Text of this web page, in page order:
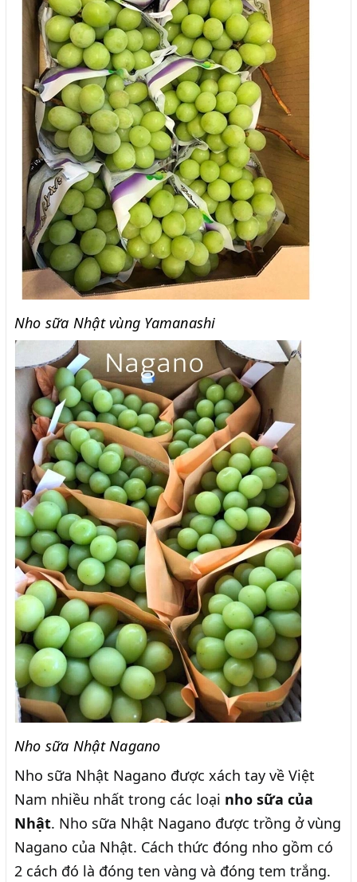
Nho sữa Nhật vùng Yamanashi
Nho sữa Nhật Nagano
Nho sữa Nhật Nagano được xách tay về Việt
Nam nhiều nhất trong các loại nho sữa của
Nhật. Nho sữa Nhật Nagano được trồng ở vùng
Nagano của Nhật. Cách thức đóng nho gồm có
2 cách đó là đóng ten vàng và đóng tem trắng.